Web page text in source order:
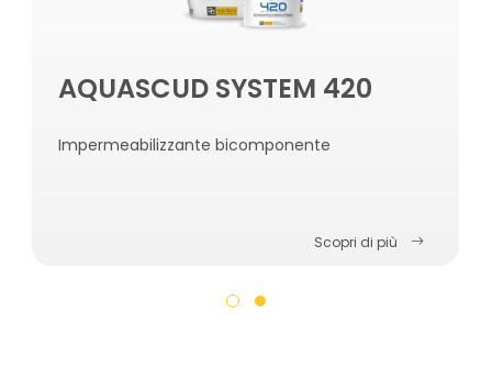
AQUASCUD SYSTEM 420
Impermeabilizzante bicomponente
Scopri di più